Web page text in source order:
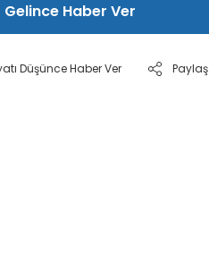
Gelince Haber Ver
Düşünce Haber Ver Paylaş